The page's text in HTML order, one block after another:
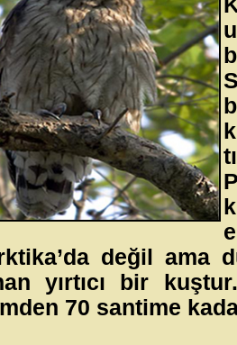
değil ama
yırtıcı bir
70 santime